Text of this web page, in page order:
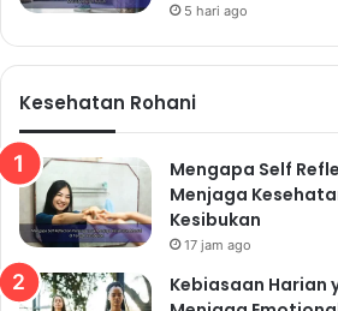
5 hari ago
Kesehatan Rohani
Mengapa Self
Menjaga
Kesibukan
17 jam ago
Kebiasaan Harian